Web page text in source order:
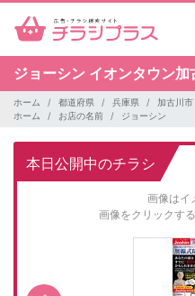
ジョーシン イオンタウン加
ホーム 都道府県 兵庫県
加古川市
ホーム
お店の名前 ジョーシン
本日公開中のチラシ
画像はイ
画像をクリックす